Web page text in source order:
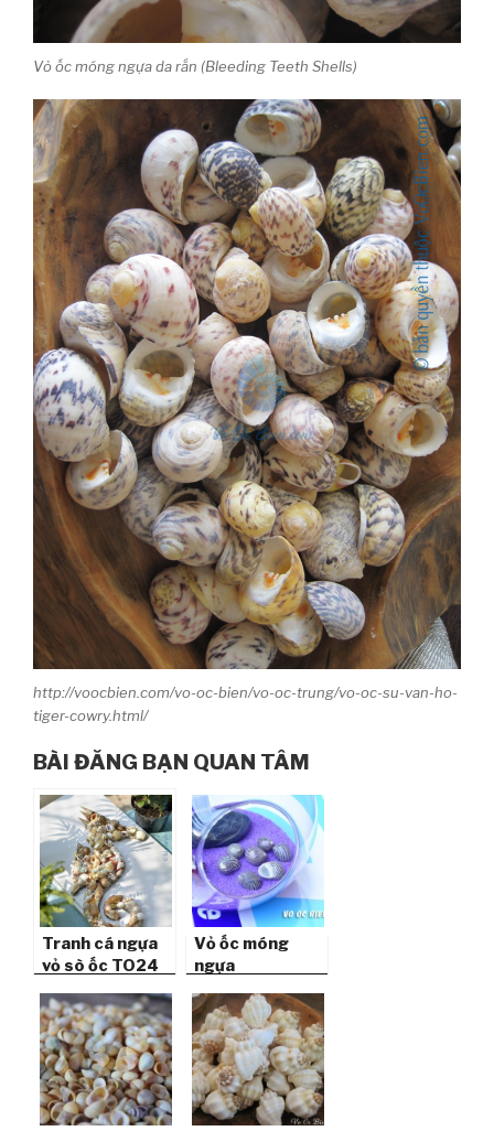
Vỏ ốc móng ngựa da rắn (Bleeding Teeth Shells)
http://voocbien.com/vo-oc-bien/vo-oc-trung/vo-oc-su-van-ho-
tiger-cowry.html/
BÀI ĐĂNG BẠN QUAN TÂM
Tranh cá ngựa
vỏ sò ốc TO24
Vỏ ốc móng
ngựa
Shell)